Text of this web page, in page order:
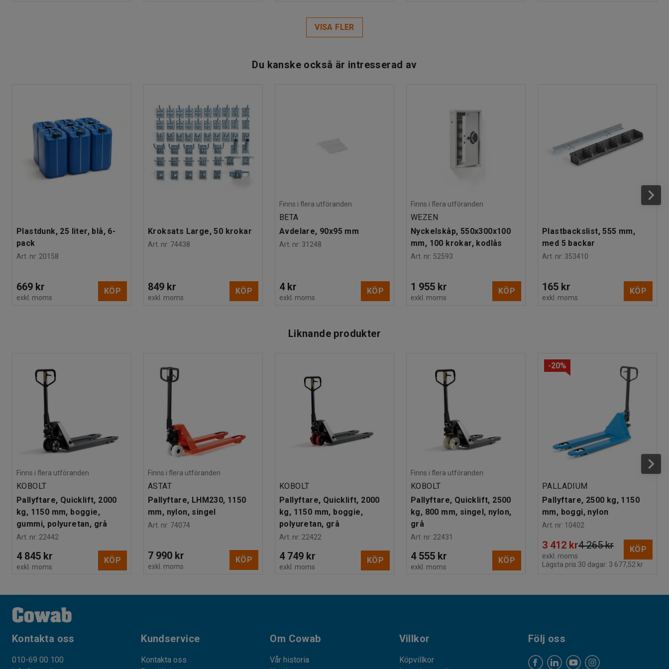
VISA FLER
Du kanske också är intresserad av
Plastdunk, 25 liter, blå, 6-
pack
Art. nr: 20158
669 kr
exkl. moms
KÖP
Kroksats Large, 50 krokar
Art. nr: 74438
849 kr
exkl. moms
KÖP
Finns i flera utföranden
BETA
Avdelare, 90x95 mm
Art. nr: 31248
4 kr
exkl. moms
KÖP
Finns i flera utföranden
WEZEN
Nyckelskåp, 550x300x100
mm, 100 krokar, kodlås
Art. nr: 52593
1 955 kr
exkl. moms
KÖP
Plastbackslist, 555 mm,
med 5 backar
Art. nr: 353410
165 kr
exkl. moms
KÖP
Liknande produkter
Finns i flera utföranden
KOBOLT
Pallyftare, Quicklift, 2000
kg, 1150 mm, boggie,
gummi, polyuretan, grå
Art. nr: 22442
4 845 kr
exkl. moms
KÖP
Finns i flera utföranden
ASTAT
Pallyftare, LHM230, 1150
mm, nylon, singel
Art. nr: 74074
7 990 kr
exkl. moms
KÖP
KOBOLT
Pallyftare, Quicklift, 2000
kg, 1150 mm, boggie,
polyuretan, grå
Art. nr: 22422
4 749 kr
exkl. moms
KÖP
Finns i flera utföranden
KOBOLT
Pallyftare, Quicklift, 2500
kg, 800 mm, singel, nylon,
grå
Art. nr: 22431
4 555 kr
exkl. moms
KÖP
-20%
PALLADIUM
Pallyftare, 2500 kg, 1150
mm, boggi, nylon
Art. nr: 10402
3 412 kr4 265 kr
exkl. moms
KÖP
Lägsta pris 30 dagar: 3 677,52 kr
Kontakta oss
010-69 00 100
Kundservice
Kontakta oss
Om Cowab
Vår historia
Villkor
Köpvillkor
Följ oss